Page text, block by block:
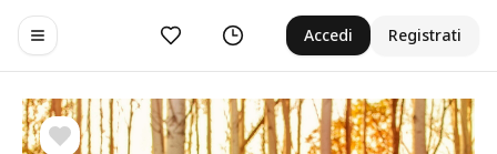
Toggle navigation menu
Preferiti Cronologia Accedi Registrati